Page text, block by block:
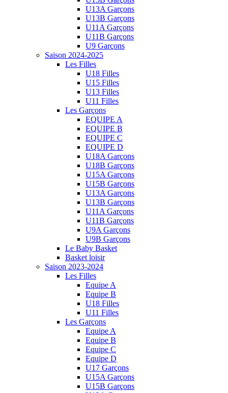
U13A Garçons
U13B Garçons
U11A Garçons
U11B Garçons
U9 Garçons
Saison 2024-2025
Les Filles
U18 Filles
U15 Filles
U13 Filles
U11 Filles
Les Garçons
EQUIPE A
EQUIPE B
EQUIPE C
EQUIPE D
U18A Garçons
U18B Garçons
U15A Garçons
U15B Garçons
U13A Garçons
U13B Garçons
U11A Garçons
U11B Garçons
U9A Garçons
U9B Garçons
Le Baby Basket
Basket loisir
Saison 2023-2024
Les Filles
Equipe A
Equipe B
U18 Filles
U11 Filles
Les Garçons
Equipe A
Equipe B
Equipe C
Equipe D
U17 Garçons
U15A Garçons
U15B Garçons